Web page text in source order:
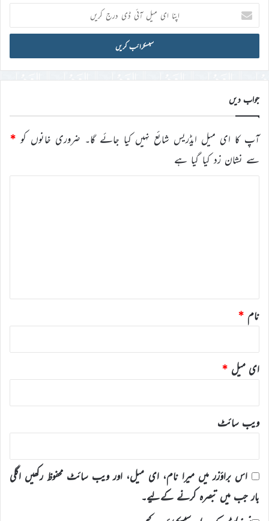
اپنا
ای
میل
ڈی
درج
کریں
جواب دیں
آپ کا ای میل ایڈریس شائع نہیں کیا جائے گا۔ ضروری خانوں کو *
سے نشان زد کیا گیا ہے
نام *
ای میل *
ویب‌ سائٹ
اس براؤزر میں میرا نام، ای میل، اور ویب سائٹ محفوظ رکھیں اگلی
بار جب میں تبصرہ کرنے کےلیے۔